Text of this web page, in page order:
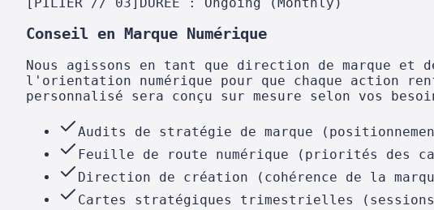
Conseil en Marque Numérique
Nous agissons en tant que direction de marque
l'orientation numérique pour que chaque action
personnalisé sera conçu sur mesure selon vos
Audits de stratégie de marque
Feuille de route numérique (priorités des
Direction de création (cohérence de la
Cartes stratégiques trimestrielles